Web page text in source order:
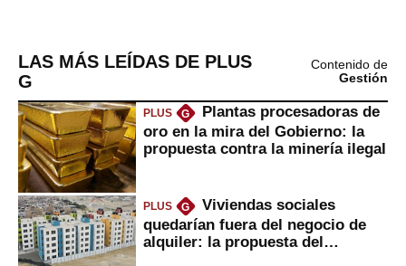
LAS MÁS LEÍDAS DE PLUS
G
Contenido de
Gestión
PLUS G
Plantas procesadoras de
oro en la mira del Gobierno: la
propuesta contra la minería ilegal
PLUS G
Viviendas sociales
quedarían fuera del negocio de
alquiler: la propuesta del